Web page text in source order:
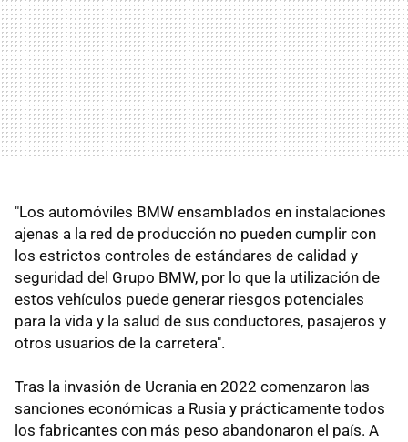
"Los automóviles BMW ensamblados en instalaciones
ajenas a la red de producción no pueden cumplir con
los estrictos controles de estándares de calidad y
seguridad del Grupo BMW, por lo que la utilización de
estos vehículos puede generar riesgos potenciales
para la vida y la salud de sus conductores, pasajeros y
otros usuarios de la carretera".
Tras la invasión de Ucrania en 2022 comenzaron las
sanciones económicas a Rusia y prácticamente todos
los fabricantes con más peso abandonaron el país. A